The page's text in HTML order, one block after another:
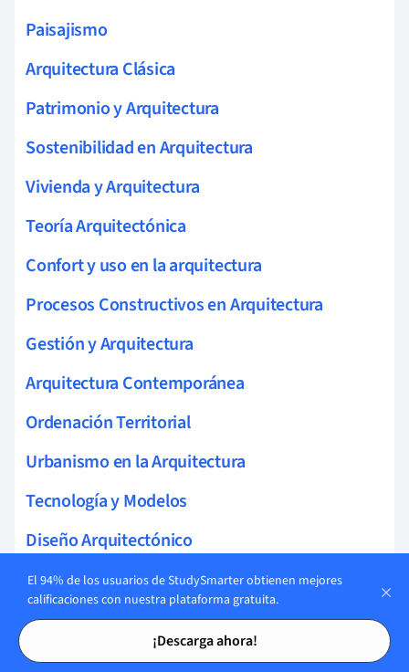
Tarjetas de estudio
Tarjetas de estudio
Paisajismo
Arquitectura Clásica
Patrimonio y Arquitectura
Sostenibilidad en Arquitectura
Vivienda y Arquitectura
Teoría Arquitectónica
Confort y uso en la arquitectura
Procesos Constructivos en Arquitectura
Gestión y Arquitectura
Arquitectura Contemporánea
Ordenación Territorial
Urbanismo en la Arquitectura
Tecnología y Modelos
Diseño Arquitectónico
Arquitectura Paramétrica
Construcción
Diseño interior
El 94% de los usuarios de StudySmarter obtienen mejores
calificaciones con nuestra plataforma gratuita.
¡Descarga ahora!